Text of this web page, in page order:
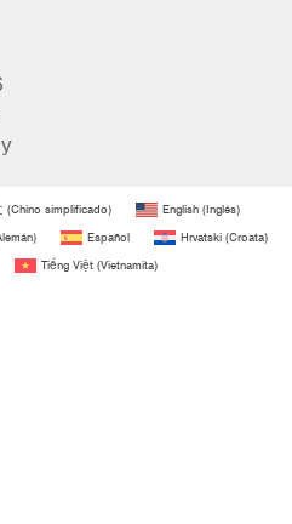
(Chino simplificado) English(Inglés)
) Español Hrvatski(Croata)
Tiếng Việt (Vietnamita)